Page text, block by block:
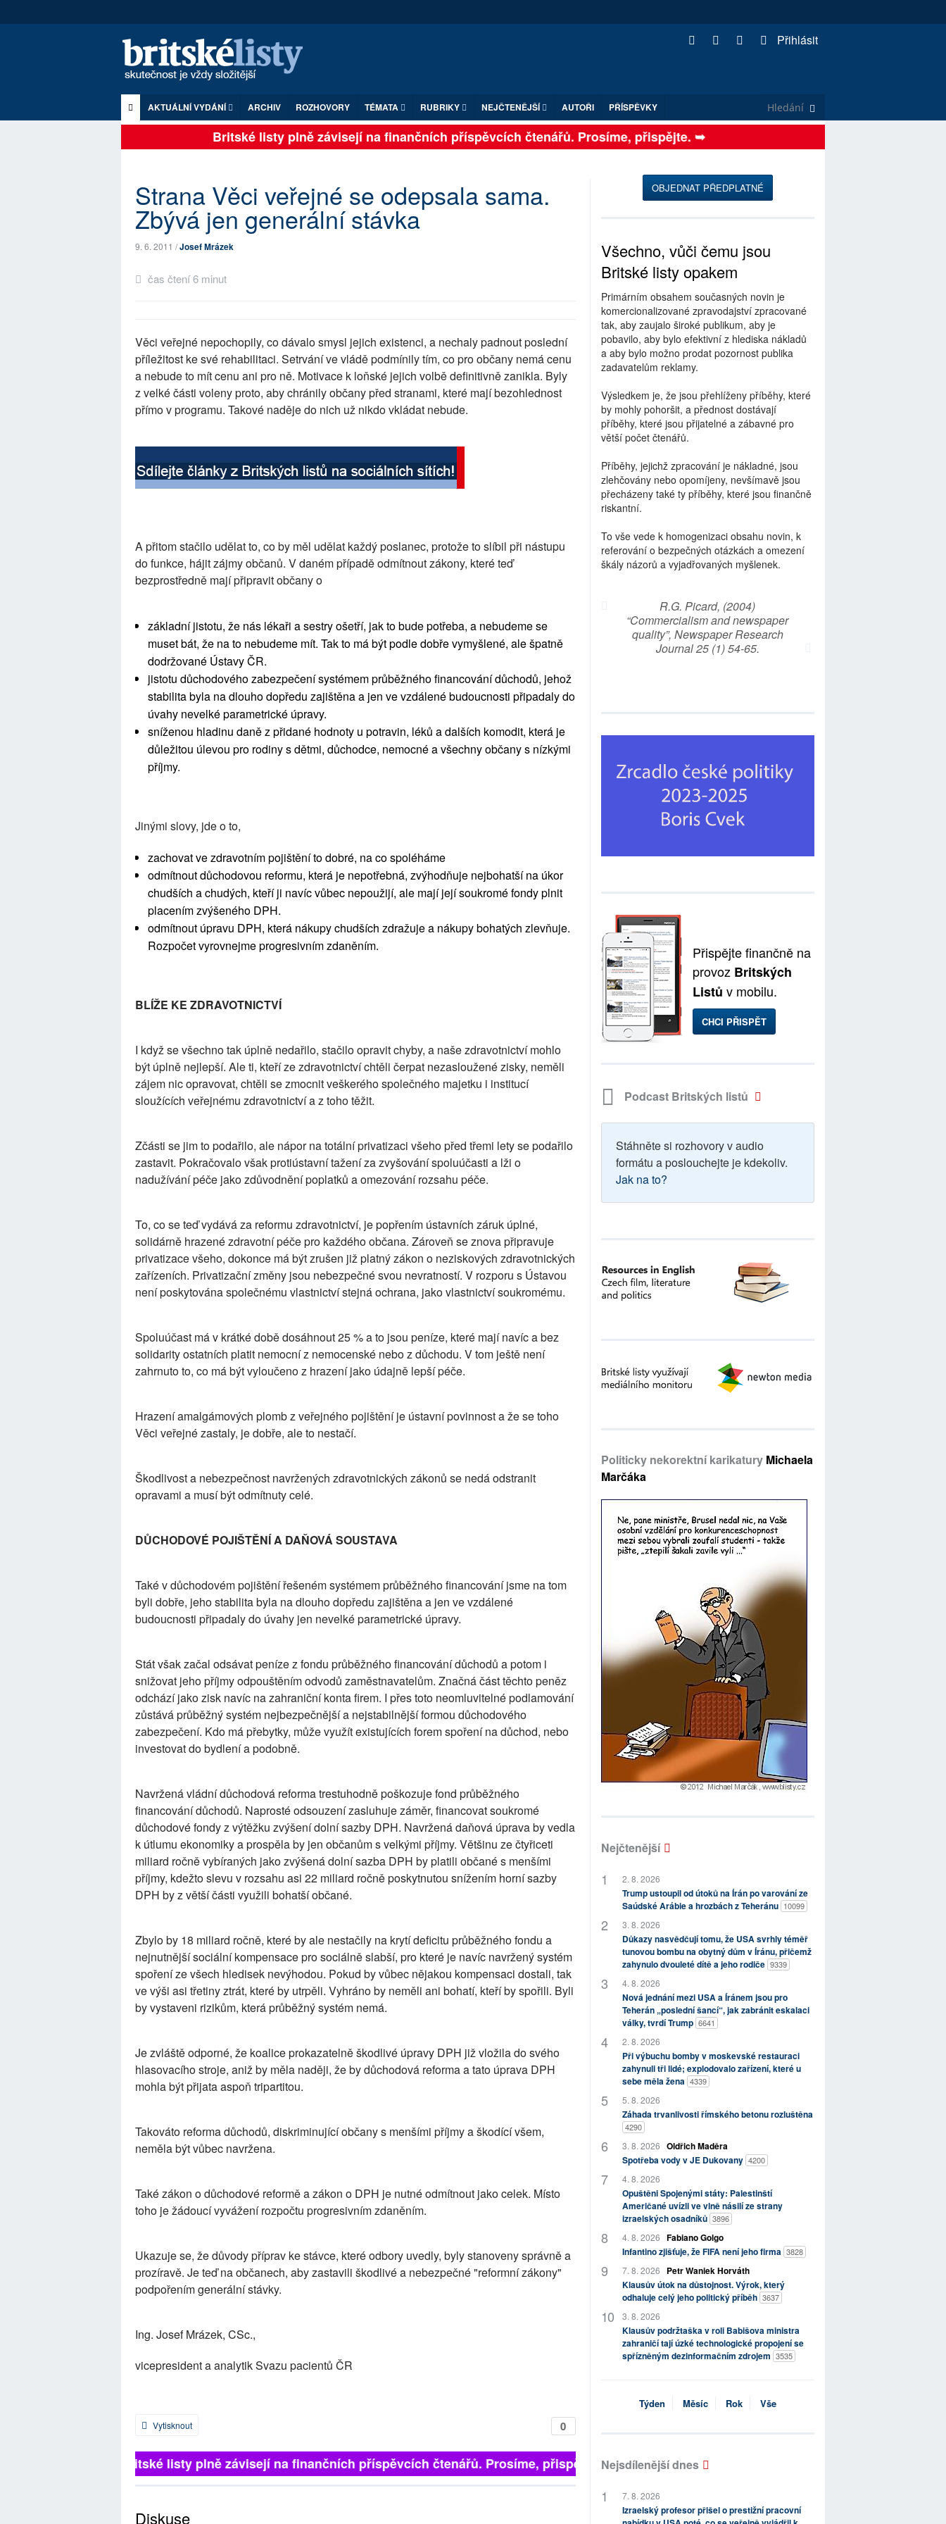
Přihlásit
AKTUÁLNÍ VYDÁNÍ ARCHIV ROZHOVORY TÉMATA RUBRIKY NEJČTENĚJŠÍ AUTOŘI PŘÍSPĚVKY
Britské listy plně závisejí na finančních příspěvcích čtenářů. Prosíme, přispějte. ➥
Strana Věci veřejné se odepsala sama.
Zbývá jen generální stávka
9. 6. 2011 /Josef Mrázek
čas čtení 6 minut
Věci veřejné nepochopily, co dávalo smysl jejich existenci, a nechaly padnout poslední
příležitost ke své rehabilitaci. Setrvání ve vládě podmínily tím, co pro občany nemá cenu
a nebude to mít cenu ani pro ně. Motivace k loňské jejich volbě definitivně zanikla. Byly
z velké části voleny proto, aby chránily občany před stranami, které mají bezohlednost
přímo v programu. Takové naděje do nich už nikdo vkládat nebude.
A přitom stačilo udělat to, co by měl udělat každý poslanec, protože to slíbil při nástupu
do funkce, hájit zájmy občanů. V daném případě odmítnout zákony, které teď
bezprostředně mají připravit občany o
základní jistotu, že nás lékaři a sestry ošetří, jak to bude potřeba, a nebudeme se
muset bát, že na to nebudeme mít. Tak to má být podle dobře vymyšlené, ale špatně
dodržované Ústavy ČR.
jistotu důchodového zabezpečení systémem průběžného financování důchodů, jehož
stabilita byla na dlouho dopředu zajištěna a jen ve vzdálené budoucnosti připadaly do
úvahy nevelké parametrické úpravy.
sníženou hladinu daně z přidané hodnoty u potravin, léků a dalších komodit, která je
důležitou úlevou pro rodiny s dětmi, důchodce, nemocné a všechny občany s nízkými
příjmy.
Jinými slovy, jde o to,
zachovat ve zdravotním pojištění to dobré, na co spoléháme
odmítnout důchodovou reformu, která je nepotřebná, zvýhodňuje nejbohatší na úkor
chudších a chudých, kteří ji navíc vůbec nepoužijí, ale mají její soukromé fondy plnit
placením zvýšeného DPH.
odmítnout úpravu DPH, která nákupy chudších zdražuje a nákupy bohatých zlevňuje.
Rozpočet vyrovnejme progresivním zdaněním.
BLÍŽE KE ZDRAVOTNICTVÍ
I když se všechno tak úplně nedařilo, stačilo opravit chyby, a naše zdravotnictví mohlo
být úplně nejlepší. Ale ti, kteří ze zdravotnictví chtěli čerpat nezasloužené zisky, neměli
zájem nic opravovat, chtěli se zmocnit veškerého společného majetku i institucí
sloužících veřejnému zdravotnictví a z toho těžit.
Zčásti se jim to podařilo, ale nápor na totální privatizaci všeho před třemi lety se podařilo
zastavit. Pokračovalo však protiústavní tažení za zvyšování spoluúčasti a lži o
nadužívání péče jako zdůvodnění poplatků a omezování rozsahu péče.
To, co se teď vydává za reformu zdravotnictví, je popřením ústavních záruk úplné,
solidárně hrazené zdravotní péče pro každého občana. Zároveň se znova připravuje
privatizace všeho, dokonce má být zrušen již platný zákon o neziskových zdravotnických
zařízeních. Privatizační změny jsou nebezpečné svou nevratností. V rozporu s Ústavou
není poskytována společnému vlastnictví stejná ochrana, jako vlastnictví soukromému.
Spoluúčast má v krátké době dosáhnout 25 % a to jsou peníze, které mají navíc a bez
solidarity ostatních platit nemocní z nemocenské nebo z důchodu. V tom ještě není
zahrnuto to, co má být vyloučeno z hrazení jako údajně lepší péče.
Hrazení amalgámových plomb z veřejného pojištění je ústavní povinnost a že se toho
Věci veřejné zastaly, je dobře, ale to nestačí.
Škodlivost a nebezpečnost navržených zdravotnických zákonů se nedá odstranit
opravami a musí být odmítnuty celé.
DŮCHODOVÉ POJIŠTĚNÍ A DAŇOVÁ SOUSTAVA
Také v důchodovém pojištění řešeném systémem průběžného financování jsme na tom
byli dobře, jeho stabilita byla na dlouho dopředu zajištěna a jen ve vzdálené
budoucnosti připadaly do úvahy jen nevelké parametrické úpravy.
Stát však začal odsávat peníze z fondu průběžného financování důchodů a potom i
snižovat jeho příjmy odpouštěním odvodů zaměstnavatelům. Značná část těchto peněz
odchází jako zisk navíc na zahraniční konta firem. I přes toto neomluvitelné podlamování
zůstává průběžný systém nejbezpečnější a nejstabilnější formou důchodového
zabezpečení. Kdo má přebytky, může využít existujících forem spoření na důchod, nebo
investovat do bydlení a podobně.
Navržená vládní důchodová reforma trestuhodně poškozuje fond průběžného
financování důchodů. Naprosté odsouzení zasluhuje záměr, financovat soukromé
důchodové fondy z výtěžku zvýšení dolní sazby DPH. Navržená daňová úprava by vedla
k útlumu ekonomiky a prospěla by jen občanům s velkými příjmy. Většinu ze čtyřiceti
miliard ročně vybíraných jako zvýšená dolní sazba DPH by platili občané s menšími
příjmy, kdežto slevu v rozsahu asi 22 miliard ročně poskytnutou snížením horní sazby
DPH by z větší části využili bohatší občané.
Zbylo by 18 miliard ročně, které by ale nestačily na krytí deficitu průběžného fondu a
nejnutnější sociální kompensace pro sociálně slabší, pro které je navíc navržený systém
spoření ze všech hledisek nevýhodou. Pokud by vůbec nějakou kompensaci dostali, tak
ve výši asi třetiny ztrát, které by utrpěli. Vyhráno by neměli ani bohatí, kteří by spořili. Byli
by vystaveni rizikům, která průběžný systém nemá.
Je zvláště odporné, že koalice prokazatelně škodlivé úpravy DPH již vložila do svého
hlasovacího stroje, aniž by měla naději, že by důchodová reforma a tato úprava DPH
mohla být přijata aspoň tripartitou.
Takováto reforma důchodů, diskriminující občany s menšími příjmy a škodící všem,
neměla být vůbec navržena.
Také zákon o důchodové reformě a zákon o DPH je nutné odmítnout jako celek. Místo
toho je žádoucí vyvážení rozpočtu progresivním zdaněním.
Ukazuje se, že důvody příprav ke stávce, které odbory uvedly, byly stanoveny správně a
prozíravě. Je teď na občanech, aby zastavili škodlivé a nebezpečné "reformní zákony"
podpořením generální stávky.
Ing. Josef Mrázek, CSc.,
vicepresident a analytik Svazu pacientů ČR
0
Vytisknout
Britské listy plně závisejí na finančních příspěvcích čtenářů. Prosíme, přispějte. ➥
Diskuse
OBJEDNAT PŘEDPLATNÉ
Všechno, vůči čemu jsou
Britské listy opakem
Primárním obsahem současných novin je
komercionalizované zpravodajství zpracované
tak, aby zaujalo široké publikum, aby je
pobavilo, aby bylo efektivní z hlediska nákladů
a aby bylo možno prodat pozornost publika
zadavatelům reklamy.
Výsledkem je, že jsou přehlíženy příběhy, které
by mohly pohoršit, a přednost dostávají
příběhy, které jsou přijatelné a zábavné pro
větší počet čtenářů.
Příběhy, jejichž zpracování je nákladné, jsou
zlehčovány nebo opomíjeny, nevšímavě jsou
přecházeny také ty příběhy, které jsou finančně
riskantní.
To vše vede k homogenizaci obsahu novin, k
referování o bezpečných otázkách a omezení
škály názorů a vyjadřovaných myšlenek.
R.G. Picard, (2004)
“Commercialism and newspaper
quality”, Newspaper Research
Journal 25 (1) 54-65.
Přispějte finančně na
provoz Britských
Listů v mobilu.
CHCI PŘISPĚT
Podcast Britských listů
Stáhněte si rozhovory v audio
formátu a poslouchejte je kdekoliv.
Jak na to?
Politicky nekorektní karikatury Michaela
Marčáka
Nejčtenější
2. 8. 2026
Trump ustoupil od útoků na Írán po varování ze
Saúdské Arábie a hrozbách z Teheránu 10099
3. 8. 2026
Důkazy nasvědčují tomu, že USA svrhly téměř
tunovou bombu na obytný dům v Íránu, přičemž
zahynulo dvouleté dítě a jeho rodiče 9339
4. 8. 2026
Nová jednání mezi USA a Íránem jsou pro
Teherán „poslední šancí“, jak zabránit eskalaci
války, tvrdí Trump 6641
2. 8. 2026
Při výbuchu bomby v moskevské restauraci
zahynuli tři lidé; explodovalo zařízení, které u
sebe měla žena 4339
5. 8. 2026
Záhada trvanlivosti římského betonu rozluštěna
4290
3. 8. 2026 Oldřich Maděra
Spotřeba vody v JE Dukovany 4200
4. 8. 2026
Opuštěni Spojenými státy: Palestinští
Američané uvízli ve vlně násilí ze strany
izraelských osadníků 3896
4. 8. 2026 Fabiano Golgo
Infantino zjišťuje, že FIFA není jeho firma 3828
7. 8. 2026
Petr Waniek Horváth
Klausův útok na důstojnost. Výrok, který
odhaluje celý jeho politický příběh 3637
3. 8. 2026
Klausův podržtaška v roli Babišova ministra
zahraničí tají úzké technologické propojení se
spřízněným dezinformačním zdrojem 3535
Týden Měsíc Rok Vše
Nejsdílenější dnes
7. 8. 2026
Izraelský profesor přišel o prestižní pracovní